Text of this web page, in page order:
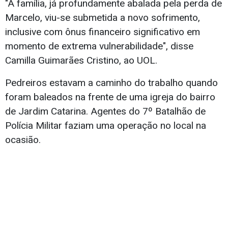
"A família, já profundamente abalada pela perda de
Marcelo, viu-se submetida a novo sofrimento,
inclusive com ônus financeiro significativo em
momento de extrema vulnerabilidade", disse
Camilla Guimarães Cristino, ao UOL.
Pedreiros estavam a caminho do trabalho quando
foram baleados na frente de uma igreja do bairro
de Jardim Catarina. Agentes do 7º Batalhão de
Polícia Militar faziam uma operação no local na
ocasião.